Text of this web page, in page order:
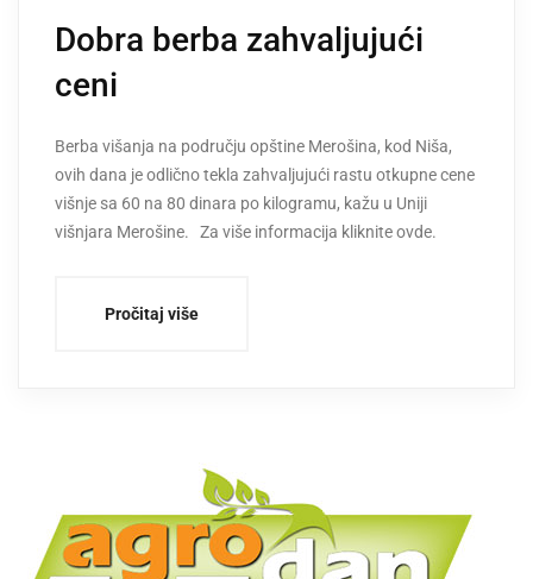
Dobra berba zahvaljujući
ceni
Berba višanja na području opštine Merošina, kod Niša,
ovih dana je odlično tekla zahvaljujući rastu otkupne cene
višnje sa 60 na 80 dinara po kilogramu, kažu u Uniji
višnjara Merošine. Za više informacija kliknite ovde.
Pročitaj više